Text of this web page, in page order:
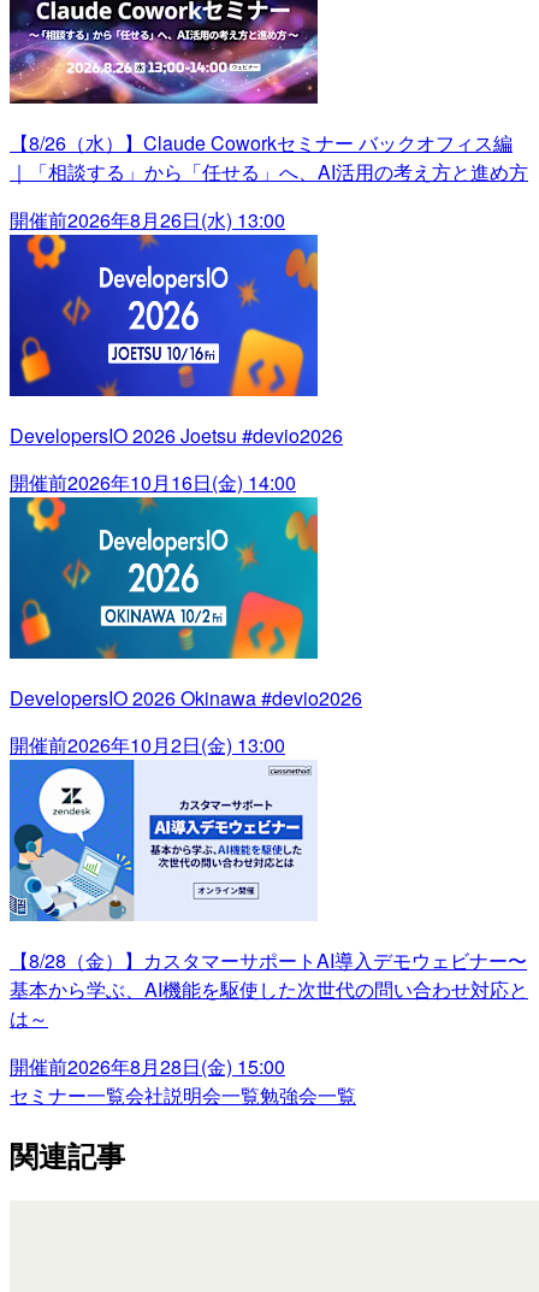
【8/26（水）】Claude Coworkセミナー バックオフィス編
｜「相談する」から「任せる」へ、AI活用の考え方と進め方
開催前2026年8月26日(水) 13:00
DevelopersIO 2026 Joetsu #devio2026
開催前2026年10月16日(金) 14:00
DevelopersIO 2026 Okinawa #devio2026
開催前2026年10月2日(金) 13:00
【8/28（金）】カスタマーサポートAI導入デモウェビナー〜
基本から学ぶ、AI機能を駆使した次世代の問い合わせ対応と
は～
開催前2026年8月28日(金) 15:00
セミナー一覧会社説明会一覧勉強会一覧
関連記事